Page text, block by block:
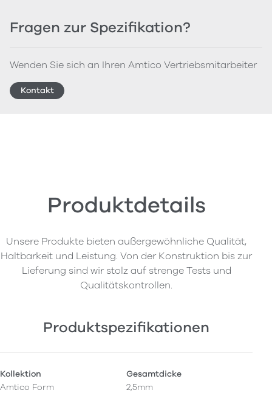
Fragen zur Spezifikation?
Wenden Sie sich an Ihren Amtico Vertriebsmitarbeiter
Kontakt
Produktdetails
Unsere Produkte bieten außergewöhnliche Qualität,
Haltbarkeit und Leistung. Von der Konstruktion bis zur
Lieferung sind wir stolz auf strenge Tests und
Qualitätskontrollen.
Produktspezifikationen
Kollektion
Amtico Form
Gesamtdicke
2,5mm